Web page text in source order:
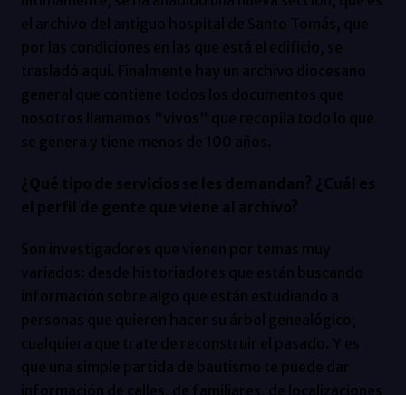
el archivo del antiguo hospital de Santo Tomás, que
por las condiciones en las que está el edificio, se
trasladó aquí. Finalmente hay un archivo diocesano
general que contiene todos los documentos que
nosotros llamamos "vivos" que recopila todo lo que
se genera y tiene menos de 100 años.
¿Qué tipo de servicios se les demandan? ¿Cuál es
el perfil de gente que viene al archivo?
Son investigadores que vienen por temas muy
variados: desde historiadores que están buscando
información sobre algo que están estudiando a
personas que quieren hacer su árbol genealógico;
cualquiera que trate de reconstruir el pasado. Y es
que una simple partida de bautismo te puede dar
información de calles, de familiares, de localizaciones